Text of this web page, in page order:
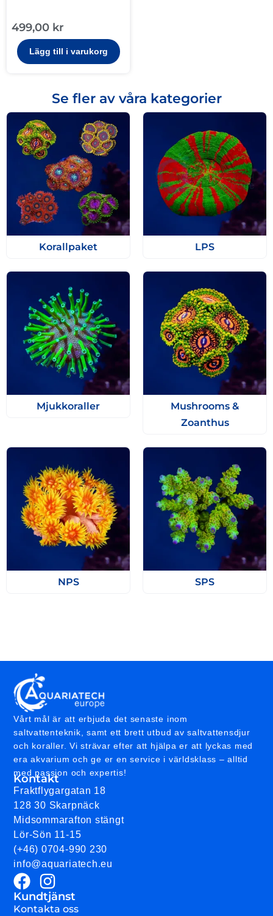
499,00 kr
Lägg till i varukorg
Se fler av våra kategorier
Korallpaket LPS
Mjukkoraller
Mushrooms &
Zoanthus
NPS SPS
Vårt mål är att erbjuda det senaste inom
saltvattenteknik, samt ett brett utbud av saltvattensdjur
och koraller. Vi strävar efter att hjälpa er att lyckas med
era akvarium och ge er en service i världsklass – alltid
med passion och expertis!
Kontakt
Fraktflygargatan 18
128 30 Skarpnäck
Midsommarafton stängt
Lör-Sön 11-15
(+46) 0704-990 230
info@aquariatech.eu
Kundtjänst
Kontakta oss